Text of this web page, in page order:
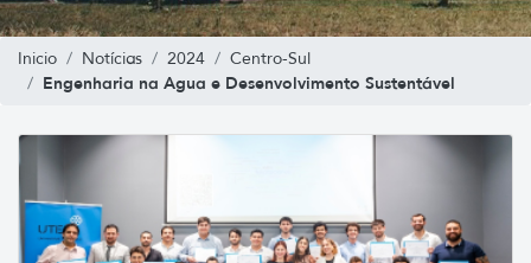
Inicio Notícias 2024 Centro-Sul
Engenharia na Agua e Desenvolvimento Sustentável